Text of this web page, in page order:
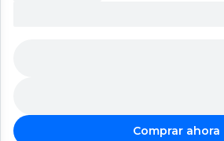
Comprar ahora